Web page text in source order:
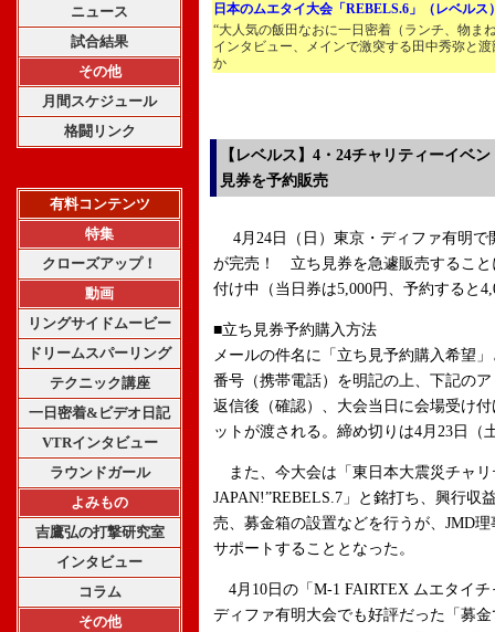
ニュース
試合結果
その他
月間スケジュール
格闘リンク
有料コンテンツ
特集
クローズアップ！
動画
リングサイドムービー
ドリームスパーリング
テクニック講座
一日密着&ビデオ日記
VTRインタビュー
ラウンドガール
よみもの
吉鷹弘の打撃研究室
インタビュー
コラム
その他
日本のムエタイ大会「REBELS.6」（レベルス
“大人気の飯田なおに一日密着（ランチ、物ま
インタビュー、メインで激突する田中秀弥と
か
【レベルス】4・24チャリティーイベ
見券を予約販売
4月24日（日）東京・ディファ有明で
が完売！ 立ち見券を急遽販売するこ
付け中（当日券は5,000円、予約すると
■立ち見券予約購入方法
メールの件名に「立ち見予約購入希望
番号（携帯電話）を明記の上、下記の
返信後（確認）、大会当日に会場受け
ットが渡される。締め切りは4月23日（
また、今大会は「東日本大震災チャリ
JAPAN!”REBELS.7」と銘打ち、興行収
売、募金箱の設置などを行うが、JMD
サポートすることとなった。
4月10日の「M-1 FAIRTEX ムエタイ
ディファ有明大会でも好評だった「募